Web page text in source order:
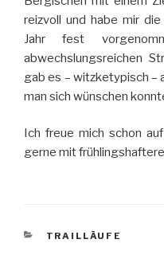
reizvoll und habe mir
Jahr fest
abwechslungsreichen
gab es – witzketypisch –
man sich wünschen
Ich freue mich schon
gerne mit
KATEGORIEN
TRAILLÄUFE